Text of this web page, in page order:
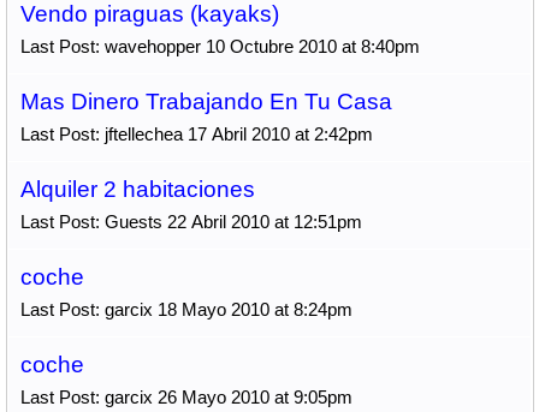
Vendo piraguas (kayaks)
Last Post: wavehopper 10 Octubre 2010 at 8:40pm
Mas Dinero Trabajando En Tu Casa
Last Post: jftellechea 17 Abril 2010 at 2:42pm
Alquiler 2 habitaciones
Last Post: Guests 22 Abril 2010 at 12:51pm
coche
Last Post: garcix 18 Mayo 2010 at 8:24pm
coche
Last Post: garcix 26 Mayo 2010 at 9:05pm